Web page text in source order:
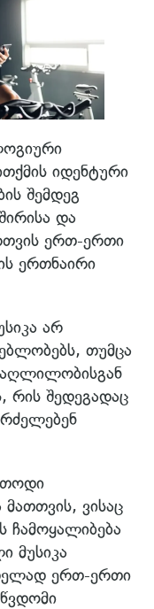
იდენტური
შემდეგ
და
ერთ-ერთი
ერთნაირი
არ
თუმცა
რის შედეგადაც
ვისაც
ჩამოყალიბება
მუსიკა
ერთ-ერთი